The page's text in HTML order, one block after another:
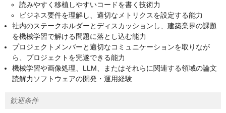
読みやすく移植しやすいコードを書く技術力
ビジネス要件を理解し、適切なメトリクスを設定する能力
社内のステークホルダーとディスカッションし、建築業界の課題
を機械学習で解ける問題に落とし込む能力
プロジェクトメンバーと適切なコミュニケーションを取りなが
ら、プロジェクトを完遂できる能力
機械学習や画像処理、LLM、またはそれらに関連する領域の論文
読解力ソフトウェアの開発・運用経験
歓迎条件